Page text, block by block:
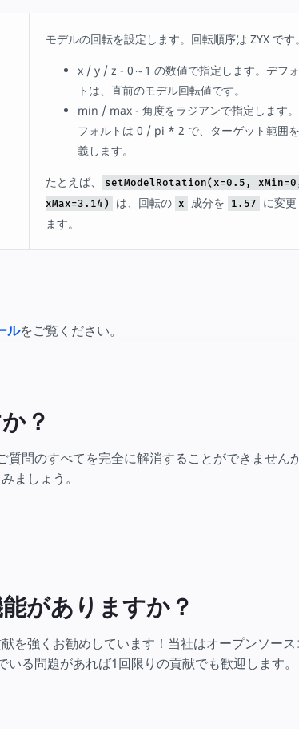
モデルの回転を設定します。回転順序は ZYX です。
x / y / z - 0～1 の数値で指定します。デフ
トは、直前のモデル回転値です。
min / max - 角度をラジアンで指定します
フォルトは 0 / pi * 2 で、ターゲット範囲
義します。
たとえば、
setModelRotation(x=0.5,
xMax=3.14)
は、回転の x 成分を 1.57
に変更
ます。
ルをご覧ください。
？
質問のすべてを完全に解消することができませ
ましょう。
がありますか？
を強くお勧めしています！当社はオープンソー
る問題があれば1回限りの貢献でも歓迎します。